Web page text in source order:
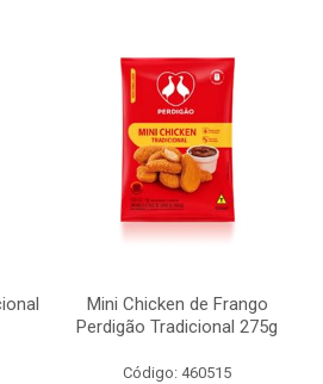
Mini Chicken de Frango
Perdigão Tradicional 275g
Código: 460515